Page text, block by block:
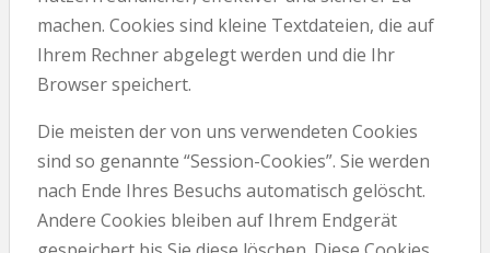
machen. Cookies sind kleine Textdateien, die auf
Ihrem Rechner abgelegt werden und die Ihr
Browser speichert.
Die meisten der von uns verwendeten Cookies
sind so genannte “Session-Cookies”. Sie werden
nach Ende Ihres Besuchs automatisch gelöscht.
Andere Cookies bleiben auf Ihrem Endgerät